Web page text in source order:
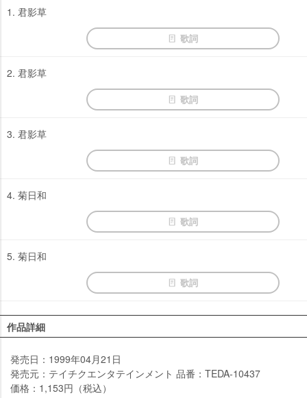
1. 君影草
歌詞
2. 君影草
歌詞
3. 君影草
歌詞
4. 菊日和
歌詞
5. 菊日和
歌詞
作品詳細
発売日：1999年04月21日
発売元：テイチクエンタテインメント 品番：TEDA-10437
価格：1,153円（税込）